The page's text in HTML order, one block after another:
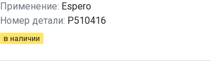
Применение: Espero
Номер детали: P510416
в наличии